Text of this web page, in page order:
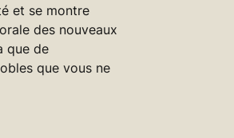
et se montre
des nouveaux
que de
que vous ne